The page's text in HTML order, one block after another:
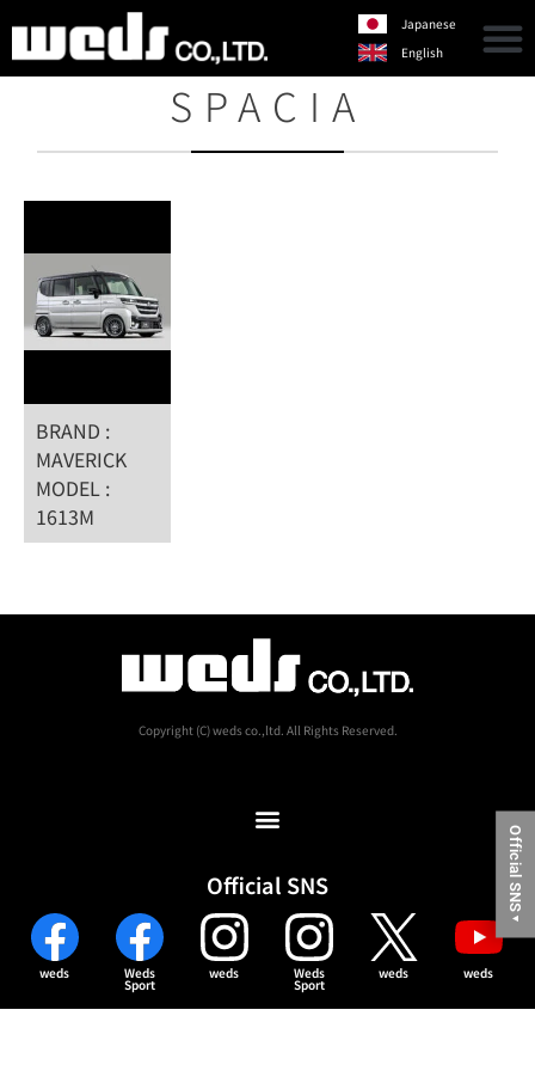
Official SNS
▼
Japanese
English
SPACIA
BRAND :
MAVERICK
MODEL :
1613M
Copyright (C) weds co.,ltd. All Rights Reserved.
Official SNS
weds Weds
Sport
weds Weds
Sport
weds weds